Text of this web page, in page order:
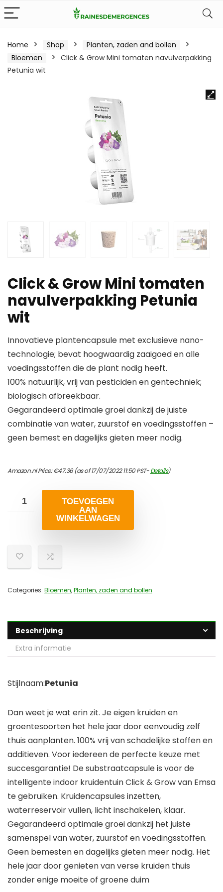
Home Shop
Planten, zaden and bollen
Bloemen
Click & Grow Mini tomaten navulverpakking
Petunia wit
Click & Grow Mini tomaten
navulverpakking Petunia
wit
Innovatieve plantencapsule met exclusieve nano-
technologie; bevat hoogwaardig zaaigoed en alle
voedingsstoffen die de plant nodig heeft.
100% natuurlijk, vrij van pesticiden en gentechniek;
biologisch afbreekbaar.
Gegarandeerd optimale groei dankzij de juiste
combinatie van water, zuurstof en voedingsstoffen –
geen bemest en dagelijks gieten meer nodig.
Amazon.nl Price:€47.36(as of 17/07/2022 11:50 PST-Details)
TOEVOEGEN
AAN
WINKELWAGEN
Categories: Bloemen,Planten, zaden and bollen
Beschrijving
Extra informatie
Stijlnaam:Petunia
Dan weet je wat erin zit. Je eigen kruiden en
groentesoorten het hele jaar door eenvoudig zelf
thuis aanplanten. 100% vrij van schadelijke stoffen en
additieven. Voor iedereen de perfecte keuze met
succesgarantie! De substraatcapsule is voor de
intelligente indoor kruidentuin Click & Grow van Emsa
te gebruiken. Kruidencapsules inzetten,
waterreservoir vullen, licht inschakelen, klaar.
Gegarandeerd optimale groei dankzij het juiste
samenspel van water, zuurstof en voedingsstoffen.
Geen bemesten en dagelijks gieten meer nodig. Het
hele jaar door genieten van verse kruiden thuis
zonder enige moeite of groene duim